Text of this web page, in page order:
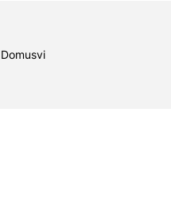
Domusvi